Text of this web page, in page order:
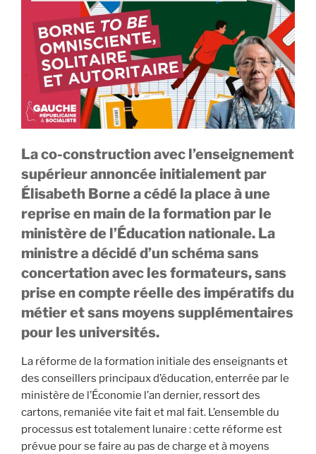
La co-construction avec l’enseignement
supérieur annoncée initialement par
Élisabeth Borne a cédé la place à une
reprise en main de la formation par le
ministère de l’Éducation nationale. La
ministre a décidé d’un schéma sans
concertation avec les formateurs, sans
prise en compte réelle des impératifs du
métier et sans moyens supplémentaires
pour les universités.
La réforme de la formation initiale des enseignants et
des conseillers principaux d’éducation, enterrée par le
ministère de l’Économie l’an dernier, ressort des
cartons, remaniée vite fait et mal fait. L’ensemble du
processus est totalement lunaire : cette réforme est
prévue pour se faire au pas de charge et à moyens